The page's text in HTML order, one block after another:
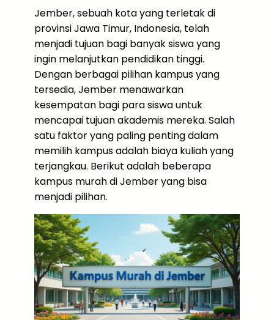
Jember, sebuah kota yang terletak di
provinsi Jawa Timur, Indonesia, telah
menjadi tujuan bagi banyak siswa yang
ingin melanjutkan pendidikan tinggi.
Dengan berbagai pilihan kampus yang
tersedia, Jember menawarkan
kesempatan bagi para siswa untuk
mencapai tujuan akademis mereka. Salah
satu faktor yang paling penting dalam
memilih kampus adalah biaya kuliah yang
terjangkau. Berikut adalah beberapa
kampus murah di Jember yang bisa
menjadi pilihan.